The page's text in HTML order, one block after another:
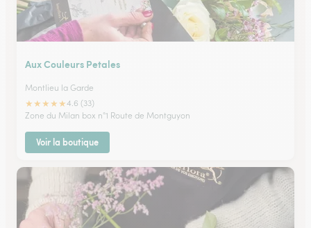
Aux Couleurs Petales
Montlieu la Garde
★★★★★4.6 (33)
Zone du Milan box n°1 Route de Montguyon
Voir la boutique